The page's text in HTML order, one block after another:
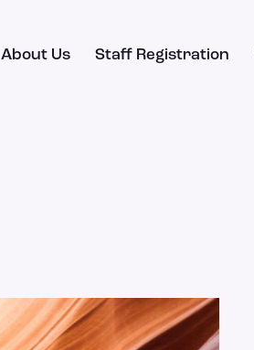
About Us Staff Registration